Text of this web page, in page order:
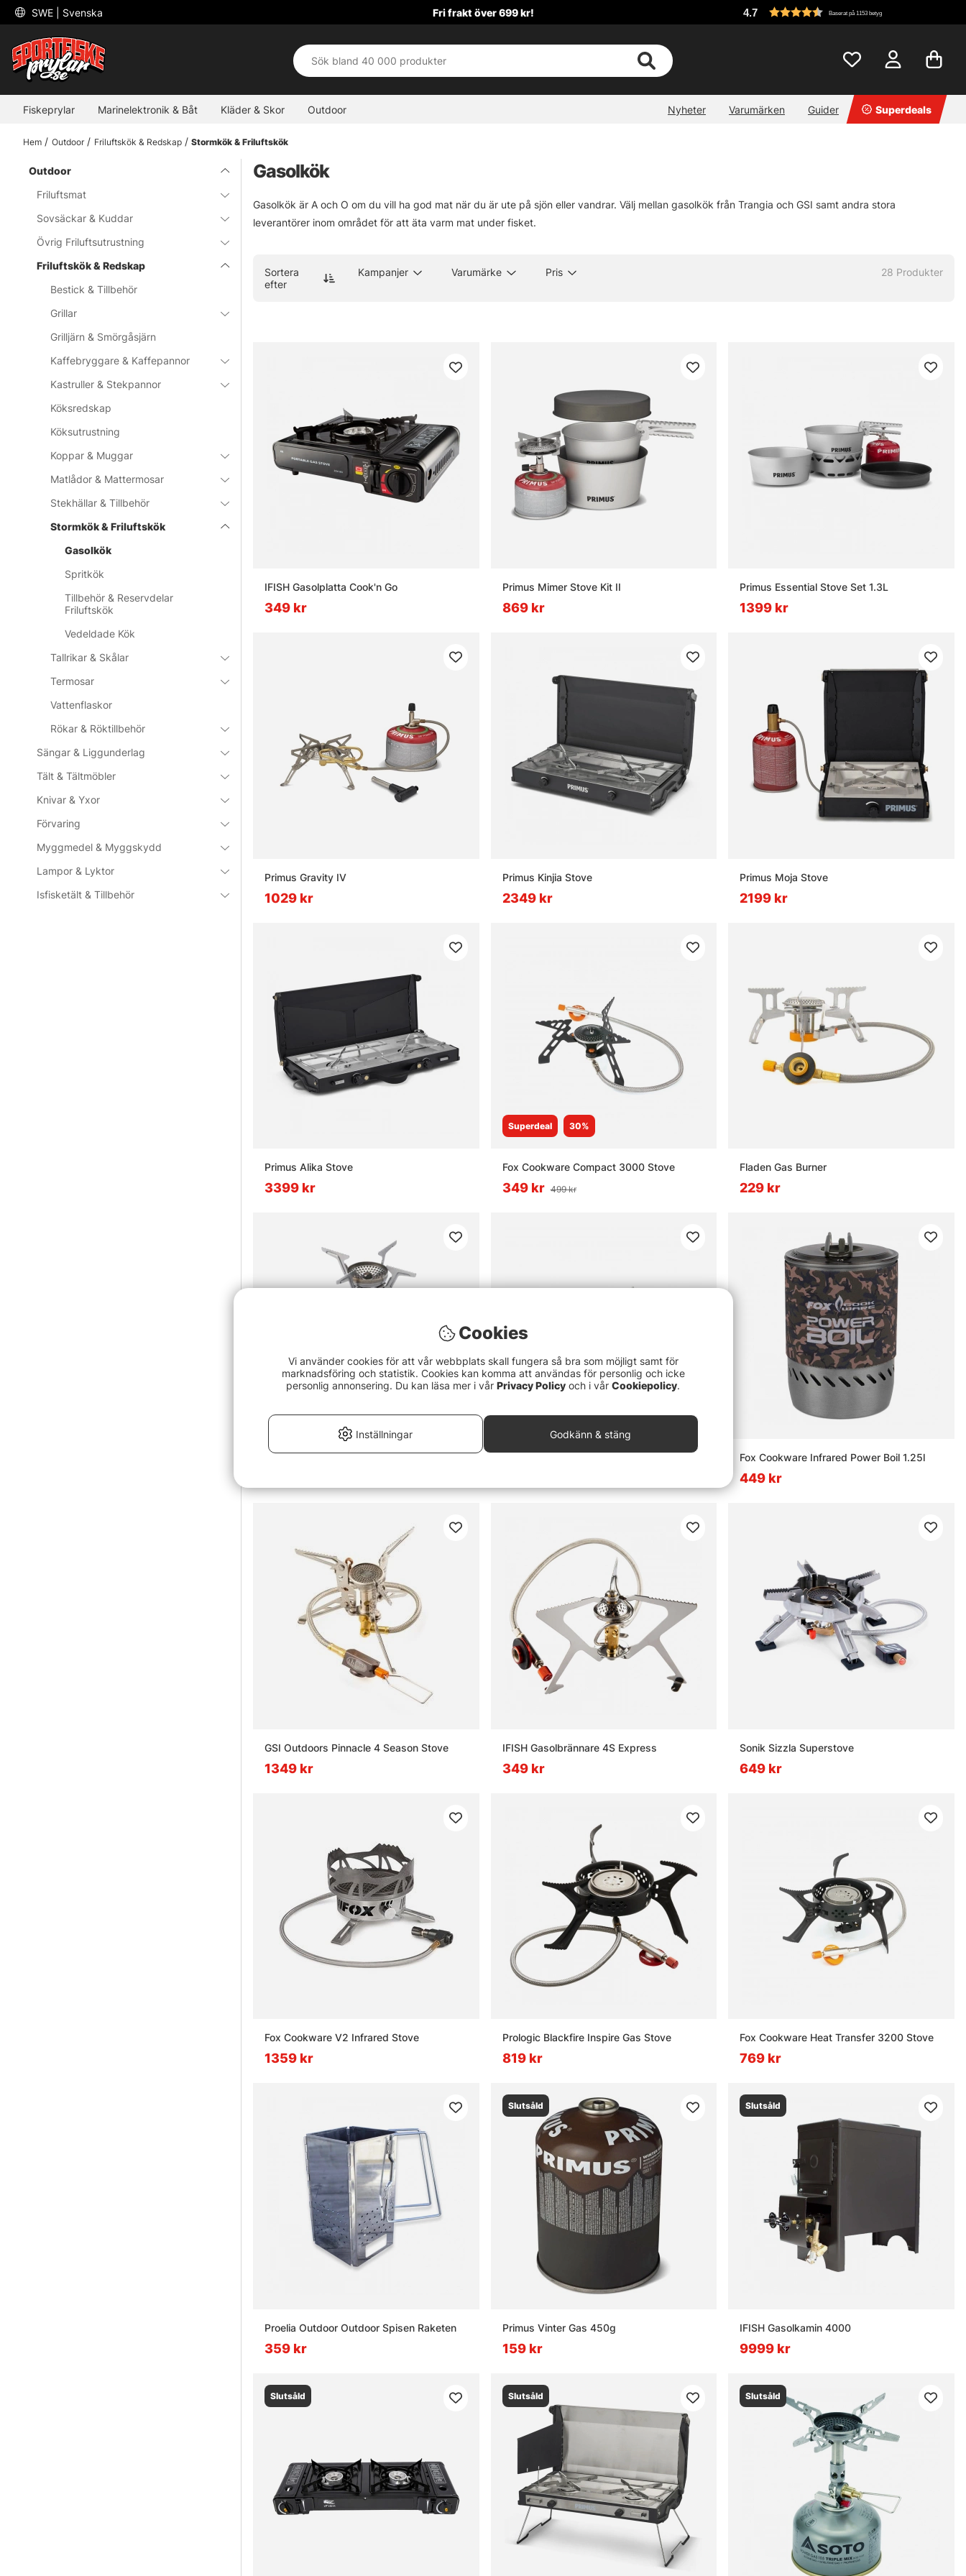
SWE | Svenska Fri frakt över 699 kr! 4.7 Baserat på 1153 betyg
Fiskeprylar Marinelektronik & Båt Kläder & Skor Outdoor Nyheter Varumärken Guider Superdeals
Hem Outdoor Friluftskök & Redskap Stormkök & Friluftskök
Outdoor
Friluftsmat
Sovsäckar & Kuddar
Övrig Friluftsutrustning
Friluftskök & Redskap
Bestick & Tillbehör
Grillar
Grilljärn & Smörgåsjärn
Kaffebryggare & Kaffepannor
Kastruller & Stekpannor
Köksredskap
Köksutrustning
Koppar & Muggar
Matlådor & Mattermosar
Stekhällar & Tillbehör
Stormkök & Friluftskök
Gasolkök
Spritkök
Tillbehör & Reservdelar
Friluftskök
Vedeldade Kök
Tallrikar & Skålar
Termosar
Vattenflaskor
Rökar & Röktillbehör
Sängar & Liggunderlag
Tält & Tältmöbler
Knivar & Yxor
Förvaring
Myggmedel & Myggskydd
Lampor & Lyktor
Isfisketält & Tillbehör
Gasolkök
Gasolkök är A och O om du vill ha god mat när du är ute på sjön eller vandrar. Välj mellan gasolkök från Trangia och GSI samt andra stora
leverantörer inom området för att äta varm mat under fisket.
Sortera
efter
Kampanjer Varumärke Pris 28 Produkter
IFISH Gasolplatta Cook'n Go
349 kr
Primus Mimer Stove Kit II
869 kr
Primus Essential Stove Set 1.3L
1399 kr
Primus Gravity IV
1029 kr
Primus Kinjia Stove
2349 kr
Primus Moja Stove
2199 kr
Primus Alika Stove
3399 kr
Superdeal 30%
Fox Cookware Compact 3000 Stove
349 kr 499 kr
Fladen Gas Burner
229 kr
Soto Amicus Gaskök Fox Cookware Infrared Power Boil 1.25l
449 kr
GSI Outdoors Pinnacle 4 Season Stove
1349 kr
IFISH Gasolbrännare 4S Express
349 kr
Sonik Sizzla Superstove
649 kr
Fox Cookware V2 Infrared Stove
1359 kr
Prologic Blackfire Inspire Gas Stove
819 kr
Fox Cookware Heat Transfer 3200 Stove
769 kr
Proelia Outdoor Outdoor Spisen Raketen
359 kr
Slutsåld
Primus Vinter Gas 450g
159 kr
Slutsåld
IFISH Gasolkamin 4000
9999 kr
Slutsåld Slutsåld Slutsåld
Cookies
Vi använder cookies för att vår webbplats skall fungera så bra som möjligt samt för
marknadsföring och statistik. Cookies kan komma att användas för personlig och icke
personlig annonsering. Du kan läsa mer i vår Privacy Policy och i vår Cookiepolicy.
Inställningar Godkänn & stäng